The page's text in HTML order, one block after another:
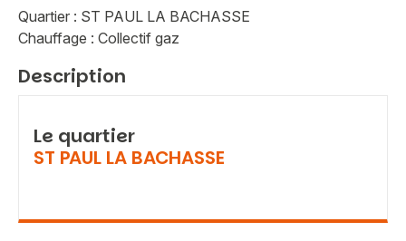
Quartier : ST PAUL LA BACHASSE
Chauffage : Collectif gaz
Description
Le quartier
ST PAUL LA BACHASSE